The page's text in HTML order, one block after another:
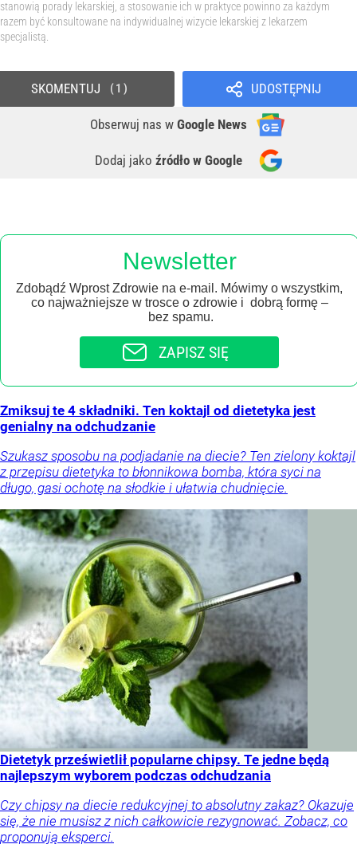
stanowią porady lekarskiej, a stosowanie ich w praktyce powinno za każdym
razem być konsultowane na indywidualnej wizycie lekarskiej z lekarzem
specjalistą.
UDOSTĘPNIJ
Obserwuj nas w Google News
Dodaj jako źródło w Google
SKOMENTUJ 1
Newsletter
Zdobądź Wprost Zdrowie na e-mail. Mówimy o wszystkim,
co najważniejsze w trosce o zdrowie i dobrą formę –
bez spamu.
ZAPISZ SIĘ
Zmiksuj te 4 składniki. Ten koktajl od dietetyka jest
genialny na odchudzanie
Szukasz sposobu na podjadanie na diecie? Ten zielony koktajl
z przepisu dietetyka to błonnikowa bomba, która syci na
długo, gasi ochotę na słodkie i ułatwia chudnięcie.
Dietetyk prześwietlił popularne chipsy. Te jedne będą
najlepszym wyborem podczas odchudzania
Czy chipsy na diecie redukcyjnej to absolutny zakaz? Okazuje
się, że nie musisz z nich całkowicie rezygnować. Zobacz, co
proponują eksperci.